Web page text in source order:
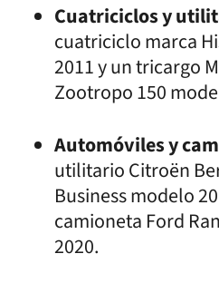
Cuatriciclos y
cuatriciclo marca
2011 y un tricargo
Zootropo 150
Automóviles y
utilitario Citroën
Business modelo
camioneta Ford
2020.